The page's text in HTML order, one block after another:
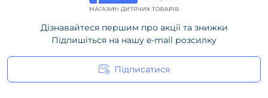
Дізнавайтеся першим про акції та знижки
Підпишіться на нашу e-mail розсилку
Підписатися